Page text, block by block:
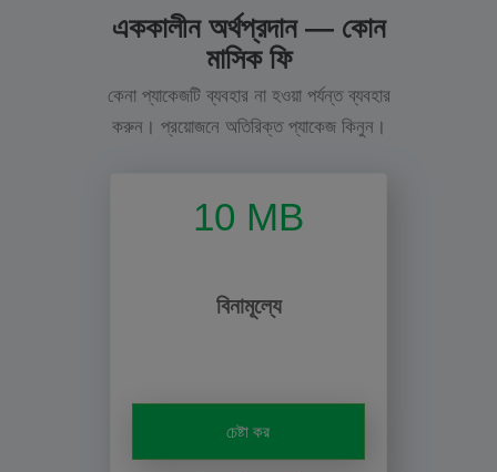
এককালীন অর্থপ্রদান — কোন
মাসিক ফি
কেনা প্যাকেজটি ব্যবহার না হওয়া পর্যন্ত ব্যবহার
করুন। প্রয়োজনে অতিরিক্ত প্যাকেজ কিনুন।
10 MB
বিনামূল্যে
চেষ্টা কর